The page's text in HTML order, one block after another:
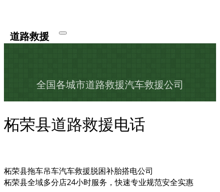
道路救援
全国各城市道路救援汽车救援公司
柘荣县道路救援电话
柘荣县拖车吊车汽车救援脱困补胎搭电公司
柘荣县全域多分店24小时服务，快速专业规范安全实惠